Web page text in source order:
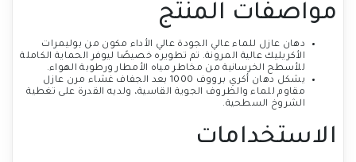
مواصفات المنتج
دهان عازل للماء عالي الجودة عالي الأداء مكون من بوليمرات
الأكريليك عالية المرونة. تم تطويره خصيصًا ليوفر الحماية الكاملة
للأسطح الخرسانية من مخاطر مياه الأمطار ورطوبة الهواء.
يشكل دهان أكري برووف 1000 بعد الجفاف غشاء مرن عازل
مقاوم للماء والظروف الجوية القاسية، ولديه القدرة على تغطية
الشروخ السطحية.
الاستخدامات